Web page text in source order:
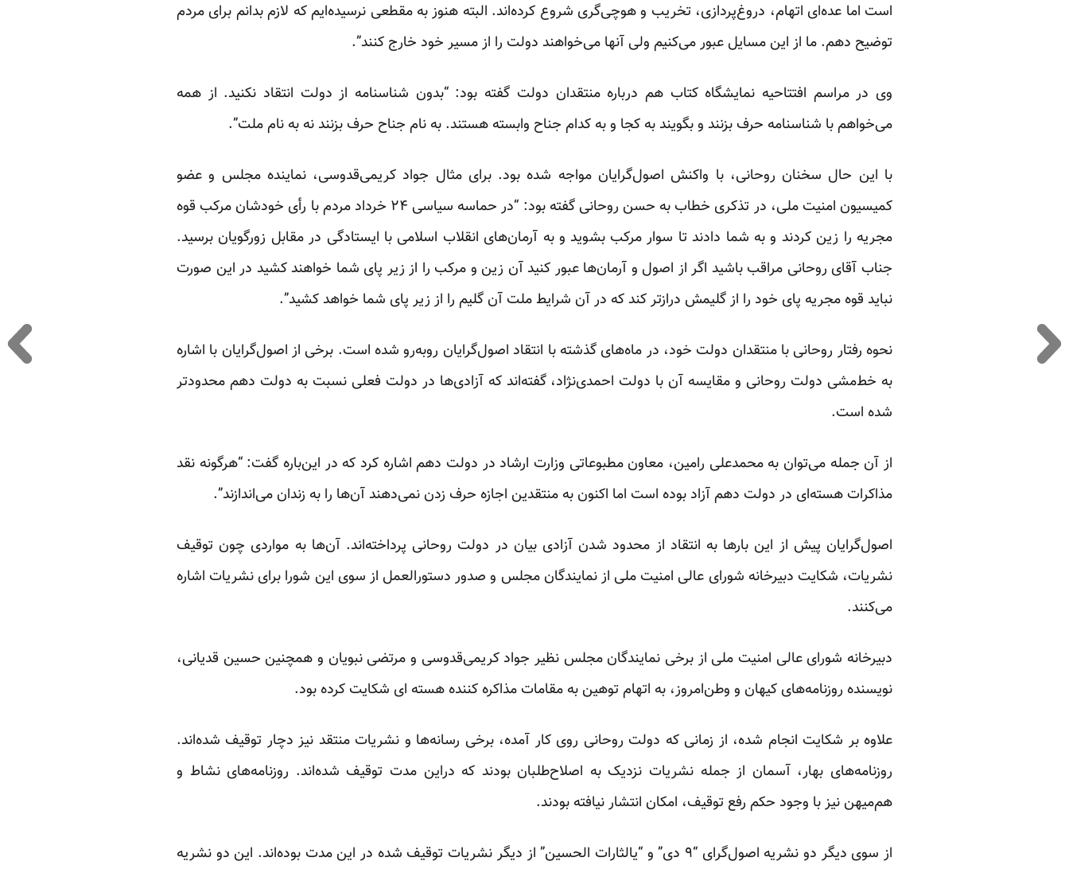
است اما عده‌ای اتهام، دروغ‌پردازی، تخریب و هوچی‌گری شروع کرده‌اند. البته هنوز به مقطعی نرسیده‌ایم که لازم بدانم برای مردم
توضیح دهم. ما از این مسایل عبور می‌کنیم ولی آنها می‌خواهند دولت را از مسیر خود خارج کنند”.
وی در مراسم افتتاحیه نمایشگاه کتاب هم درباره منتقدان دولت گفته بود: “بدون شناسنامه از دولت انتقاد نکنید. از همه
می‌خواهم با شناسنامه حرف بزنند و بگویند به کجا و به کدام جناح وابسته هستند. به نام جناح حرف بزنند نه به نام ملت”.
با این‌ حال سخنان روحانی، با واکنش اصول‌گرایان مواجه شده بود. برای مثال جواد کریمی‌قدوسی، نماینده مجلس و عضو
کمیسیون امنیت ملی، در تذکری خطاب به حسن روحانی گفته بود: “در حماسه سیاسی ۲۴ خرداد مردم با رأی خودشان مرکب قوه
مجریه را زین کردند و به شما دادند تا سوار مرکب بشوید و به آرمان‌های انقلاب اسلامی با ایستادگی در مقابل زورگویان برسید.
جناب آقای روحانی مراقب باشید اگر از اصول و آرمان‌ها عبور کنید آن زین و مرکب را از زیر پای شما خواهند کشید در این صورت
نباید قوه مجریه پای خود را از گلیمش درازتر کند که در آن شرایط ملت آن گلیم را از زیر پای شما خواهد کشید”.
نحوه رفتار روحانی با منتقدان دولت خود، در ماه‌های گذشته با انتقاد اصول‌گرایان روبه‌رو شده است. برخی از اصول‌گرایان با اشاره
به خط‌مشی دولت روحانی و مقایسه آن با دولت احمدی‌نژاد، گفته‌اند که آزادی‌ها در دولت فعلی نسبت به دولت دهم محدودتر
شده است.
از آن جمله می‌توان به محمدعلی رامین، معاون مطبوعاتی وزارت ارشاد در دولت دهم اشاره کرد که در این‌باره گفت: “هرگونه نقد
مذاکرات هسته‌ای در دولت دهم آزاد بوده است اما اکنون به منتقدین اجازه حرف زدن نمی‌دهند آن‌ها را به زندان می‌اندازند”.
اصول‌گرایان پیش از این بارها به انتقاد از محدود شدن آزادی بیان در دولت روحانی پرداخته‌اند. آن‌ها به مواردی چون توقیف
نشریات، شکایت دبیرخانه شورای عالی امنیت ملی از نمایندگان مجلس و صدور دستورالعمل از سوی این شورا برای نشریات اشاره
می‌کنند.
دبیرخانه شورای عالی امنیت ملی از برخی نمایندگان مجلس نظیر جواد کریمی‌قدوسی و مرتضی نبویان و همچنین حسین قدیانی،
نویسنده روزنامه‌های کیهان و وطن‌امروز، به اتهام توهین به مقامات مذاکره کننده هسته ای شکایت کرده بود.
علاوه بر شکایت انجام شده، از زمانی که دولت روحانی روی کار آمده، برخی رسانه‌ها و نشریات منتقد نیز دچار توقیف شده‌اند.
روزنامه‌های بهار، آسمان از جمله نشریات نزدیک به اصلاح‌طلبان بودند که دراین مدت توقیف شده‌اند. روزنامه‌های نشاط و
هم‌میهن نیز با وجود حکم رفع توقیف، امکان انتشار نیافته بودند.
از سوی دیگر دو نشریه اصول‌گرای “۹ دی” و “یالثارات الحسین” از دیگر نشریات توقیف شده در این مدت بوده‌اند. این دو نشریه